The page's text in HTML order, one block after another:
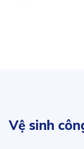
Vệ sinh